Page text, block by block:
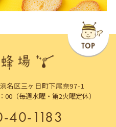
名区三ヶ日町下尾奈97-1
00（毎週水曜・第2火曜定休）
40-1183